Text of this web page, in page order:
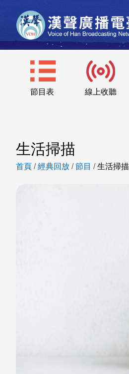
節目表 線上收聽
生活掃描
首頁 /經典回放 /節目 /生活掃描